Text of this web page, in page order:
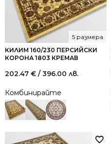
КИЛИМ 160/230 ПЕРСИЙСКИ
КОРОНА 1803 КРЕМАВ
5 размера
202.47 € / 396.00 лв.
Комбинирайте